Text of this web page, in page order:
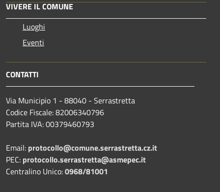
VIVERE IL COMUNE
Luoghi
Eventi
CONTATTI
Via Municipio 1 - 88040 - Serrastretta
Codice Fiscale: 82006340796
Partita IVA: 00379460793
Email: protocollo@comune.serrastretta.cz.it
PEC: protocollo.serrastretta@asmepec.it
Centralino Unico:0968/81001